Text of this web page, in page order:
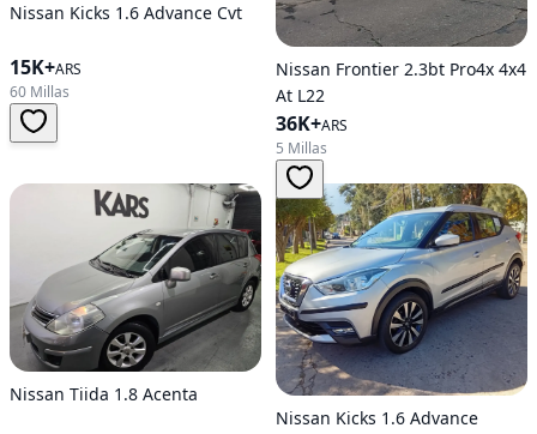
Nissan Kicks 1.6 Advance Cvt
15K+ARS
60 Millas
Nissan Frontier 2.3bt Pro4x 4x4
At L22
36K+ARS
5 Millas
Nissan Tiida 1.8 Acenta
Nissan Kicks 1.6 Advance